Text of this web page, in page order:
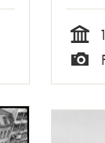
Tid
Typ